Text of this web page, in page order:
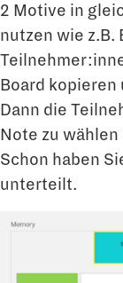
2 Motive in
nutzen wie z.B.
Board
Dann die
Note zu
Schon haben
unterteilt.